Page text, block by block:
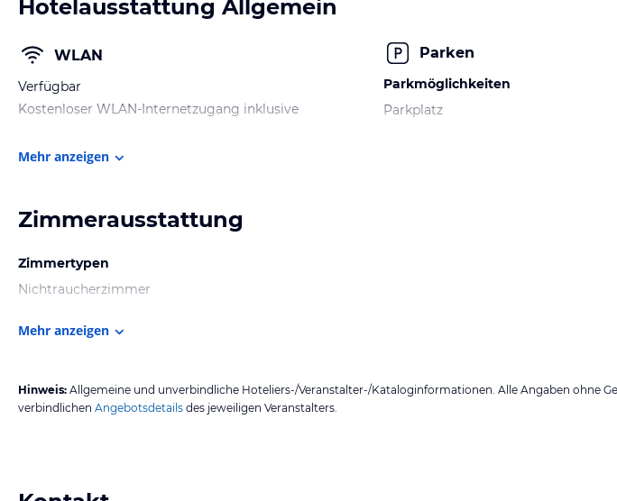
Hotelausstattung Allgemein
WLAN
Verfügbar
Kostenloser WLAN-Internetzugang inklusive
Parken
Parkmöglichkeiten
Parkplatz
Mehr anzeigen
Zimmerausstattung
Zimmertypen
Nichtraucherzimmer
Mehr anzeigen
Hinweis: Allgemeine und unverbindliche Hoteliers-/Veranstalter-/Kataloginformationen. Alle Angaben ohne
verbindlichen Angebotsdetails des jeweiligen Veranstalters.